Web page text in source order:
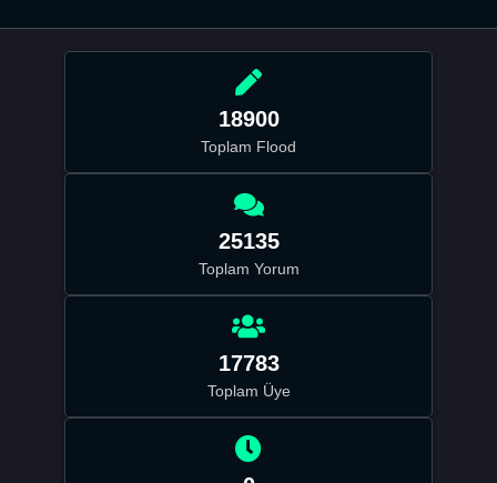
18900
Toplam Flood
25135
Toplam Yorum
17783
Toplam Üye